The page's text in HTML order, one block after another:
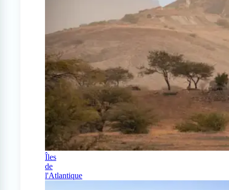
Îles
de
l'Atlantique